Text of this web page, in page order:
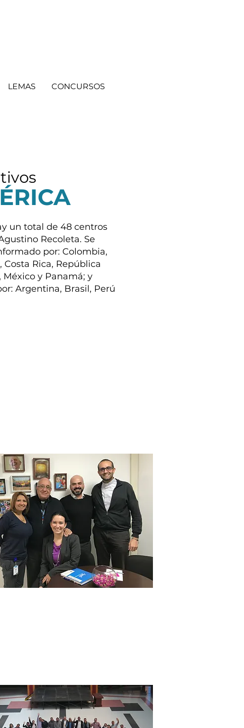
LEMAS CONCURSOS
un total de 48 centros
Recoleta. Se
por: Colombia,
Costa Rica, República
y Panamá; y
Argentina, Brasil, Perú